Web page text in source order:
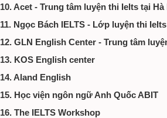
10. Acet - Trung tâm luyện thi Ielts tại Hà
11. Ngọc Bách IELTS - Lớp luyện thi
12. GLN English Center - Trung tâm
13. KOS English center
14. Aland English
15. Học viện ngôn ngữ Anh Quốc ABIT
16. The IELTS Workshop